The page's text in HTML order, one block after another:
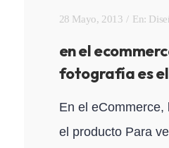
28 Mayo, 2013 En:
en el
fotografía es
En el eCommerce,
el producto Para